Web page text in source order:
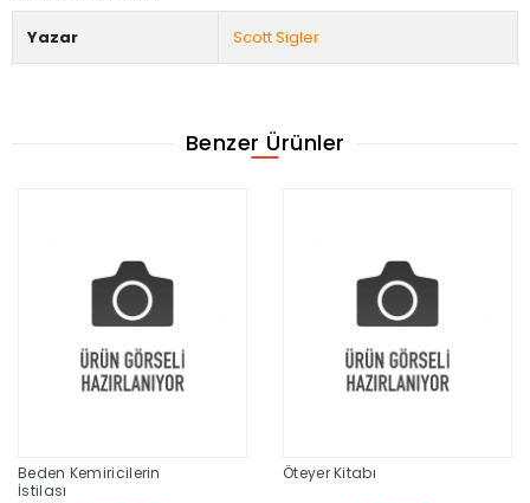
Yazar Scott Sigler
Benzer Ürünler
Beden Kemiricilerin
İstilası
Öteyer Kitabı